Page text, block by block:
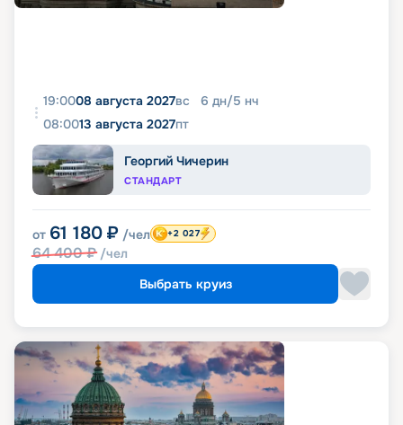
19:0008 августа 2027вс 6 дн/5 нч
08:0013 августа 2027пт
Георгий Чичерин
СТАНДАРТ
от 61 180 ₽ /чел
64 400₽ /чел
+2 027
Выбрать круиз